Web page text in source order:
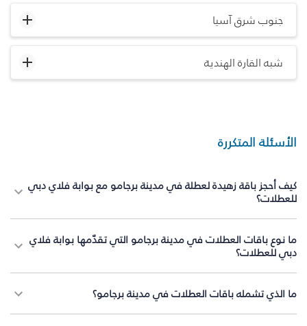
جنوب شرق آسيا
شبه القارة الهندية
الأسئلة المتكررة
كيف أحجز باقة زهيدة لعطلة في مدينة برجامو مع بوابة فلاي دبي
للعطلات؟
ما نوع باقات العطلات في مدينة برجامو التي تقدّمها بوابة فلاي
دبي للعطلات؟
ما الذي تشمله باقات العطلات في مدينة برجامو؟